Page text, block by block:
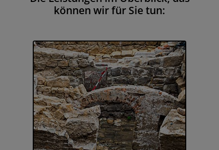
können wir für Sie tun: